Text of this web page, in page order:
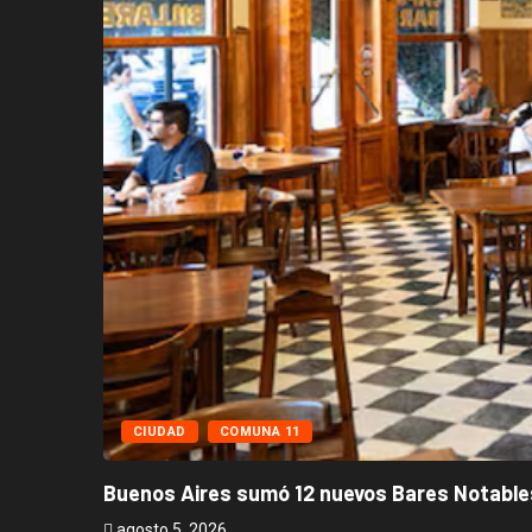
CIUDAD COMUNA 11
Buenos Aires sumó 12 nuevos Bares